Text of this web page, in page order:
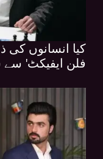
کیا انسانوں
فلن ایفیکٹ'